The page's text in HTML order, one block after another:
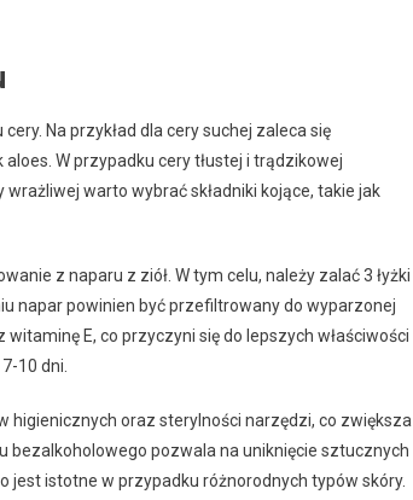
Na przykład dla cery suchej zaleca się
W przypadku cery tłustej i trądzikowej
warto wybrać składniki kojące, takie jak
z naparu z ziół. W tym celu, należy zalać 3 łyżki
napar powinien być przefiltrowany do wyparzonej
E, co przyczyni się do lepszych właściwości
10 dni.
oraz sterylności narzędzi, co zwiększa
pozwala na uniknięcie sztucznych
jest istotne w przypadku różnorodnych typów skóry.